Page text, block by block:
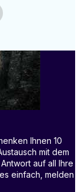
Ihnen 10
mit dem
auf all Ihre
einfach, melden